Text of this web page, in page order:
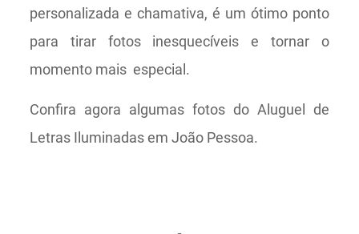
personalizada e chamativa, é um ótimo ponto
para tirar fotos inesquecíveis e tornar o
momento mais especial.
Confira agora algumas fotos do Aluguel de
Letras Iluminadas em João Pessoa.